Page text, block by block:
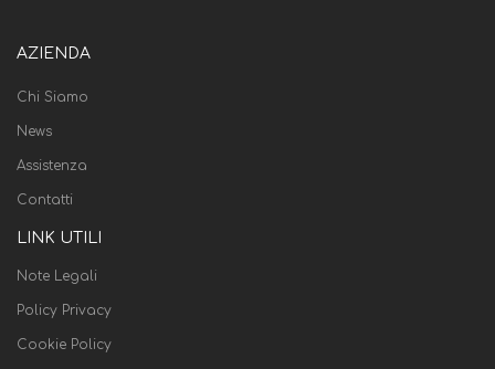
AZIENDA
Chi Siamo
News
Assistenza
Contatti
LINK UTILI
Note Legali
Policy Privacy
Cookie Policy